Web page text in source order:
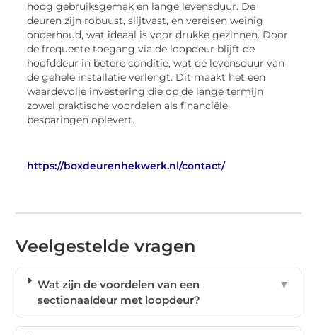
hoog gebruiksgemak en lange levensduur. De
deuren zijn robuust, slijtvast, en vereisen weinig
onderhoud, wat ideaal is voor drukke gezinnen. Door
de frequente toegang via de loopdeur blijft de
hoofddeur in betere conditie, wat de levensduur van
de gehele installatie verlengt. Dit maakt het een
waardevolle investering die op de lange termijn
zowel praktische voordelen als financiële
besparingen oplevert.
https://boxdeurenhekwerk.nl/contact/
Veelgestelde vragen
Wat zijn de voordelen van een
sectionaaldeur met loopdeur?
▼